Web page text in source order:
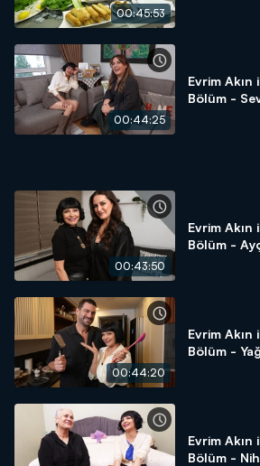
00:45:53
00:44:25
Evrim Akın
Bölüm -
00:43:50
Evrim Akın
Bölüm -
00:44:20
Evrim Akın
Bölüm -
Evrim Akın
Bölüm -